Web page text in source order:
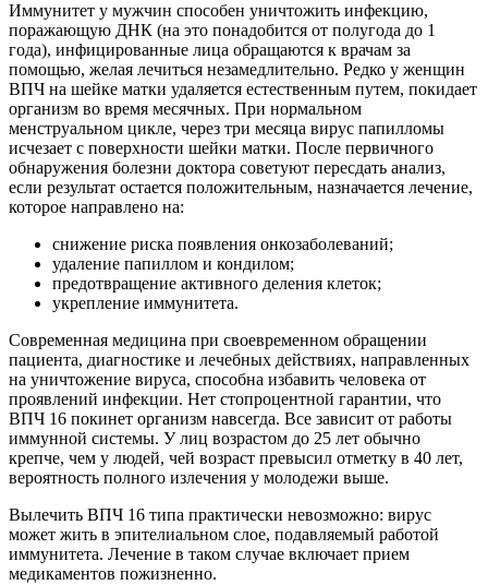
Иммунитет у мужчин способен уничтожить инфекцию,
поражающую ДНК (на это понадобится от полугода до 1
года), инфицированные лица обращаются к врачам за
помощью, желая лечиться незамедлительно. Редко у женщин
ВПЧ на шейке матки удаляется естественным путем, покидает
организм во время месячных. При нормальном
менструальном цикле, через три месяца вирус папилломы
исчезает с поверхности шейки матки. После первичного
обнаружения болезни доктора советуют пересдать анализ,
если результат остается положительным, назначается лечение,
которое направлено на:
снижение риска появления онкозаболеваний;
удаление папиллом и кондилом;
предотвращение активного деления клеток;
укрепление иммунитета.
Современная медицина при своевременном обращении
пациента, диагностике и лечебных действиях, направленных
на уничтожение вируса, способна избавить человека от
проявлений инфекции. Нет стопроцентной гарантии, что
ВПЧ 16 покинет организм навсегда. Все зависит от работы
иммунной системы. У лиц возрастом до 25 лет обычно
крепче, чем у людей, чей возраст превысил отметку в 40 лет,
вероятность полного излечения у молодежи выше.
Вылечить ВПЧ 16 типа практически невозможно: вирус
может жить в эпителиальном слое, подавляемый работой
иммунитета. Лечение в таком случае включает прием
медикаментов пожизненно.